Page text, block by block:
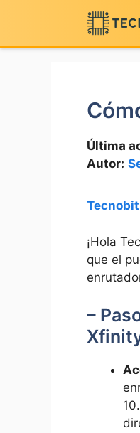
contenido
Última
Autor:
¡Hola
que el
–